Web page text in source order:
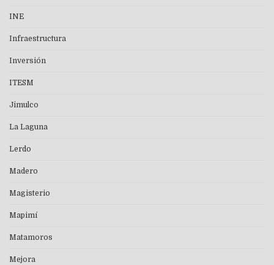
INE
Infraestructura
Inversión
ITESM
Jimulco
La Laguna
Lerdo
Madero
Magisterio
Mapimí
Matamoros
Mejora